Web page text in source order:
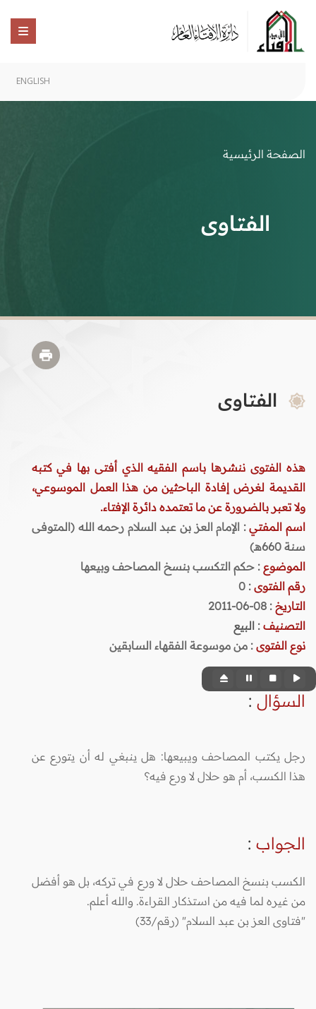
ENGLISH
الصفحة الرئيسية
الفتاوى
الفتاوى
هذه الفتوى ننشرها باسم الفقيه الذي أفتى بها في كتبه
القديمة لغرض إفادة الباحثين من هذا العمل الموسوعي،
ولا تعبر بالضرورة عن ما تعتمده دائرة الإفتاء.
اسم المفتي: الإمام العز بن عبد السلام رحمه الله (المتوفى
سنة 660هـ)
الموضوع : حكم التكسب بنسخ المصاحف وبيعها
رقم الفتوى :
0
التاريخ : 08-06-2011
التصنيف : البيع
نوع الفتوى : من موسوعة الفقهاء السابقين
السؤال :
رجل يكتب المصاحف ويبيعها: هل ينبغي له أن يتورع عن
هذا الكسب، أم هو حلال لا ورع فيه؟
الجواب :
الكسب بنسخ المصاحف حلال لا ورع في تركه، بل هو أفضل
من غيره لما فيه من استذكار القراءة. والله أعلم.
"فتاوى العز بن عبد السلام" (رقم/33)